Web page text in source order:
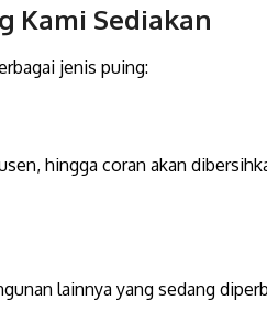
Kami Sediakan
jenis puing:
hingga coran akan
lainnya yang sedang